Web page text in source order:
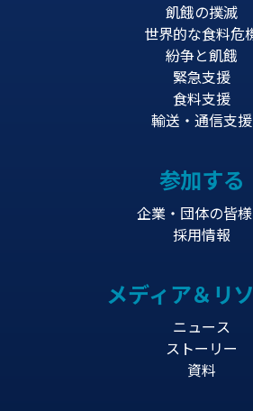
飢餓の撲滅
世界的な食料危
紛争と飢餓
緊急支援
食料支援
輸送・通信支援
参加する
企業・団体の皆
採用情報
メディア＆リ
ニュース
ストーリー
資料